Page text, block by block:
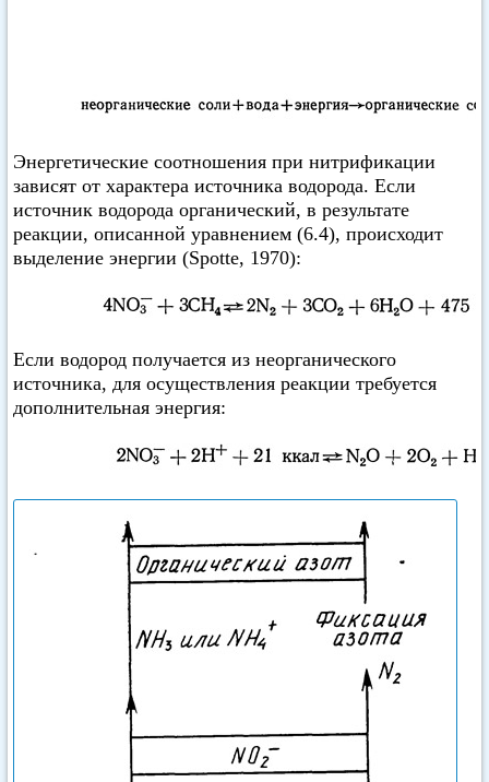
Энергетические соотношения при нитрификации
зависят от характера источника водорода. Если
источник водорода органический, в результате
реакции, описанной уравнением (6.4), происходит
выделение энергии (Spotte, 1970):
Если водород получается из неорганического
источника, для осуществления реакции требуется
дополнительная энергия: